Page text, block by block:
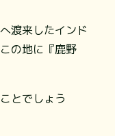
渡来したインド
の地に『鹿野
とでしょう